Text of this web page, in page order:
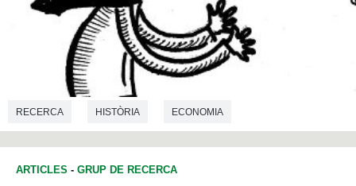
RECERCA HISTÒRIA ECONOMIA
ARTICLES - GRUP DE RECERCA